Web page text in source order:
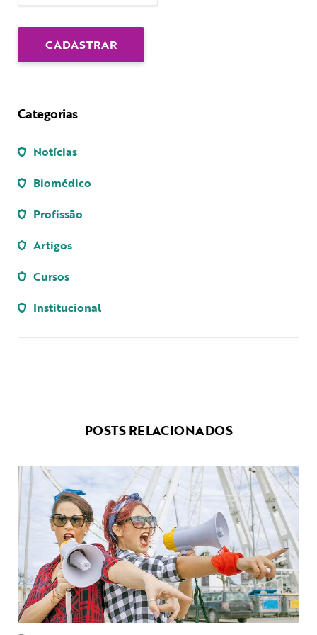
Categorias
Notícias
Biomédico
Profissão
Artigos
Cursos
Institucional
POSTS RELACIONADOS